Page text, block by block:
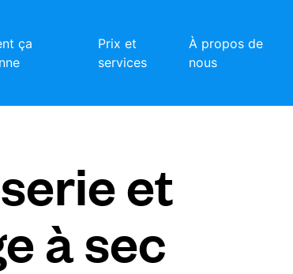
ça
Prix et
services
À propos de
nous
et
à sec